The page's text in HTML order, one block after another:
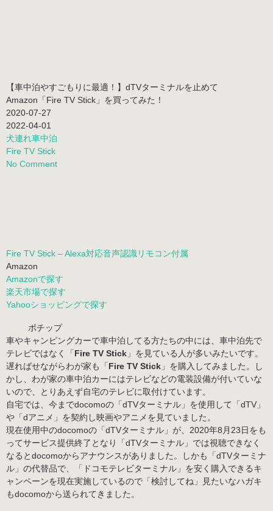
【車中泊やすごもりに最適！】dTVターミナルを止めて
Amazon「Fire TV Stick」を買ってみた！
2020-07-27
2022-04-01
犬連れ車中泊
Fire TV Stick
No Comment
Fire TV Stick – Alexa対応音声認識リモコン付属
Amazon
Amazonで探す
楽天市場で探す
Yahooショッピングで探す
ポチップ
車やキャンピングカーで車中泊してる方たちの中には、車中泊先で
テレビではなく「 Fire TV Stick 」を見ている人が多いみたいです。
遅ればせながらわが家も「 Fire TV Stick 」を購入してみました。し
かし、わが家の車中泊カーにはテレビなどの電装設備が付いていな
いので、とりあえず自宅のテレビに取付けています。
自宅では、今までdocomoの「dTVターミナル」を使用して「dTV」
や「dアニメ」を契約し映画やアニメを見ていました。
現在使用中のdocomoの「dTVターミナル」が、2020年8月23日をも
ってサービス提供終了となり「dTVターミナル」では視聴できなく
なるとdocomoからアナウンスがありました。しかも「dTVターミナ
ル」の代替品で、「ドコモテレビターミナル」を安く購入できるキ
ャンペーンを現在実施しているので「検討してね」見たいなハガキ
もdocomoから送られてきました。